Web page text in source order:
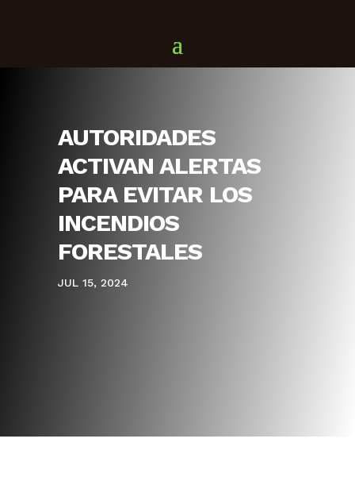
AUTORIDADES
ACTIVAN ALERTAS
PARA EVITAR LOS
INCENDIOS
FORESTALES
JUL 15, 2024